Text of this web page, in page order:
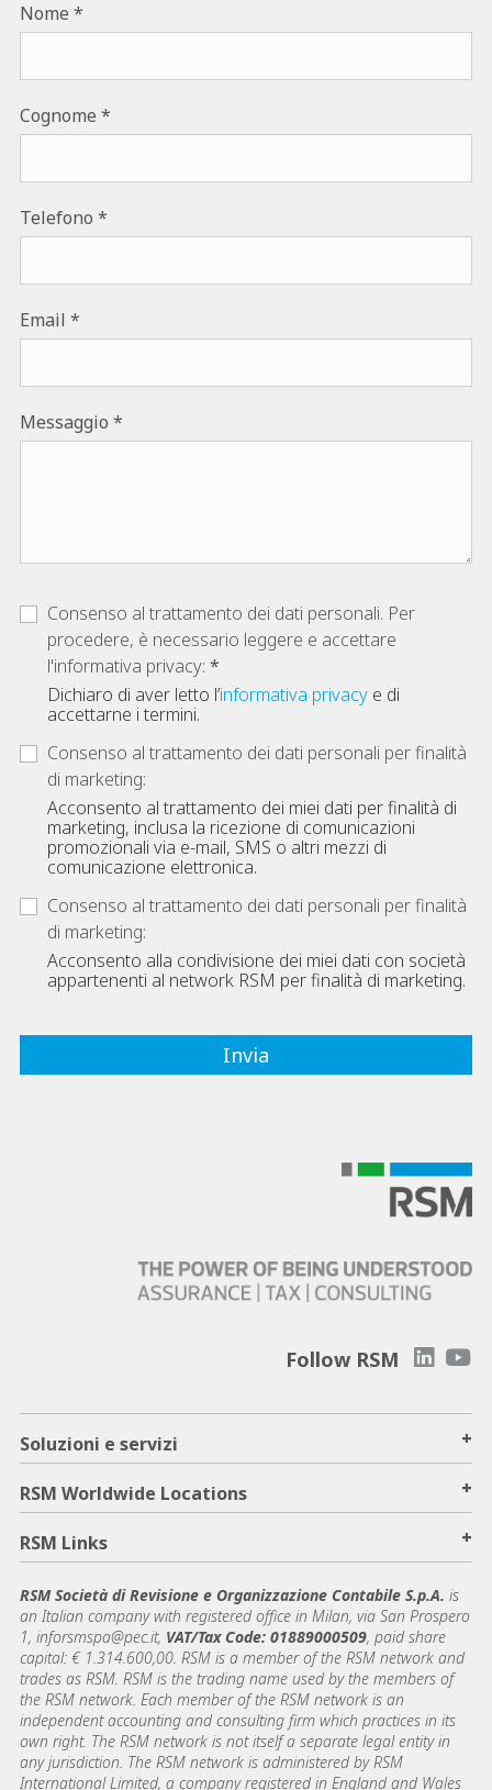
Nome
Cognome
Telefono
Email
Messaggio
Consenso al trattamento dei dati personali. Per
procedere, è necessario leggere e accettare
l'informativa privacy:
Dichiaro di aver letto l’informativa privacy e di
accettarne i termini.
Consenso al trattamento dei dati personali per finalità
di marketing:
Acconsento al trattamento dei miei dati per finalità di
marketing, inclusa la ricezione di comunicazioni
promozionali via e-mail, SMS o altri mezzi di
comunicazione elettronica.
Consenso al trattamento dei dati personali per finalità
di marketing:
Acconsento alla condivisione dei miei dati con società
appartenenti al network RSM per finalità di marketing.
Follow RSM
Soluzioni e servizi +
RSM Worldwide Locations +
RSM Links +
RSM Società di Revisione e Organizzazione Contabile S.p.A. is
an Italian company with registered office in Milan, via San Prospero
1, inforsmspa@pec.it, VAT/Tax Code: 01889000509, paid share
capital: € 1.314.600,00. RSM is a member of the RSM network and
trades as RSM. RSM is the trading name used by the members of
the RSM network. Each member of the RSM network is an
independent accounting and consulting firm which practices in its
own right. The RSM network is not itself a separate legal entity in
any jurisdiction. The RSM network is administered by RSM
International Limited, a company registered in England and Wales